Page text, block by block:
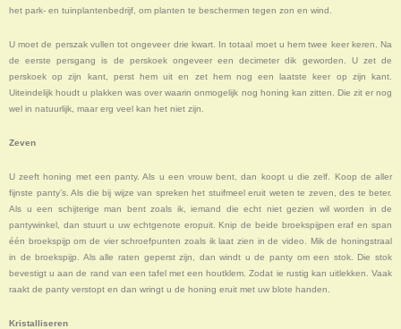
het park- en tuinplantenbedrijf, om planten te beschermen tegen zon en wind.
U moet de perszak vullen tot ongeveer drie kwart. In totaal moet u hem twee keer keren. Na
de eerste persgang is de perskoek ongeveer een decimeter dik geworden. U zet de
perskoek op zijn kant, perst hem uit en zet hem nog een laatste keer op zijn kant.
Uiteindelijk houdt u plakken was over waarin onmogelijk nog honing kan zitten. Die zit er nog
wel in natuurlijk, maar erg veel kan het niet zijn.
Zeven
U zeeft honing met een panty. Als u een vrouw bent, dan koopt u die zelf. Koop de aller
fijnste panty’s. Als die bij wijze van spreken het stuifmeel eruit weten te zeven, des te beter.
Als u een schijterige man bent zoals ik, iemand die echt niet gezien wil worden in de
pantywinkel, dan stuurt u uw echtgenote eropuit. Knip de beide broekspijpen eraf en span
één broekspijp om de vier schroefpunten zoals ik laat zien in de video. Mik de honingstraal
in de broekspijp. Als alle raten geperst zijn, dan windt u de panty om een stok. Die stok
bevestigt u aan de rand van een tafel met een houtklem. Zodat ie rustig kan uitlekken. Vaak
raakt de panty verstopt en dan wringt u de honing eruit met uw blote handen.
Kristalliseren